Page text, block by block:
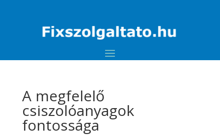
A megfelelő
csiszolóanyagok
fontossága